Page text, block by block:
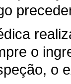
o
o